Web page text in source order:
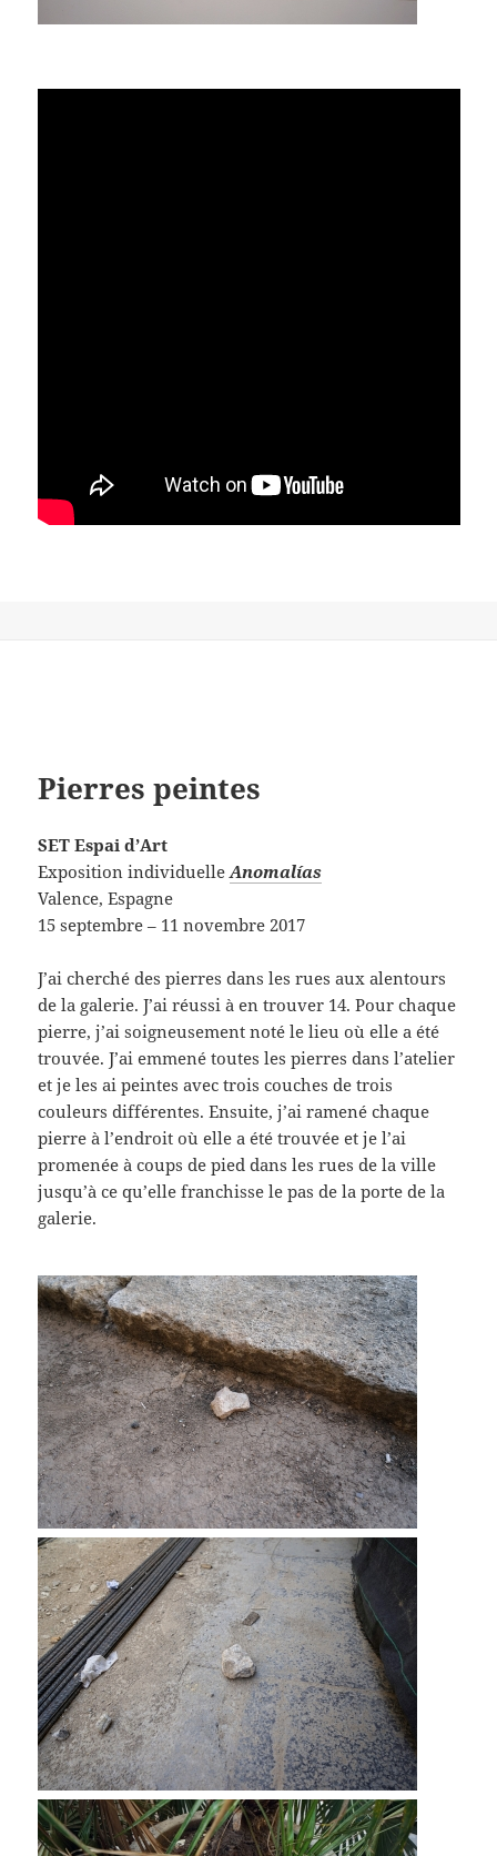
Pierres peintes
SET Espai d’Art
Exposition individuelleAnomalías
Valence, Espagne
15 septembre – 11 novembre 2017
J’ai cherché des pierres dans les rues aux alentours
de la galerie. J’ai réussi à en trouver 14. Pour chaque
pierre, j’ai soigneusement noté le lieu où elle a été
trouvée. J’ai emmené toutes les pierres dans l’atelier
et je les ai peintes avec trois couches de trois
couleurs différentes. Ensuite, j’ai ramené chaque
pierre à l’endroit où elle a été trouvée et je l’ai
promenée à coups de pied dans les rues de la ville
jusqu’à ce qu’elle franchisse le pas de la porte de la
galerie.